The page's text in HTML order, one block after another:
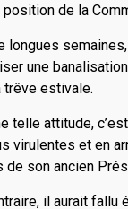
de la
longues
une
trêve estivale.
telle attitude,
virulentes et en
de son ancien
il aurait